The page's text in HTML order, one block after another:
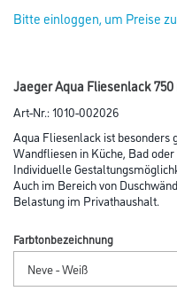
Bitte einloggen, um Preise
Jaeger Aqua Fliesenlack
Art-Nr.:1010-002026
Aqua Fliesenlack ist besonders
Wandfliesen in Küche, Bad
Individuelle
Auch im Bereich von
Belastung im Privathaushalt.
Farbtonbezeichnung